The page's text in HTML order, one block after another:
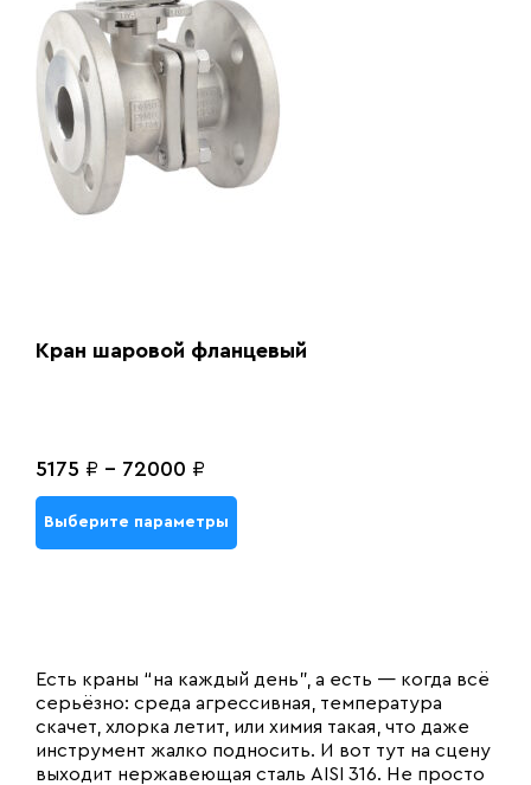
Кран шаровой фланцевый
5175 ₽ - 72000 ₽
Выберите параметры
Есть краны “на каждый день”, а есть — когда всё
серьёзно: среда агрессивная, температура
скачет, хлорка летит, или химия такая, что даже
инструмент жалко подносить. И вот тут на сцену
выходит нержавеющая сталь AISI 316. Не просто